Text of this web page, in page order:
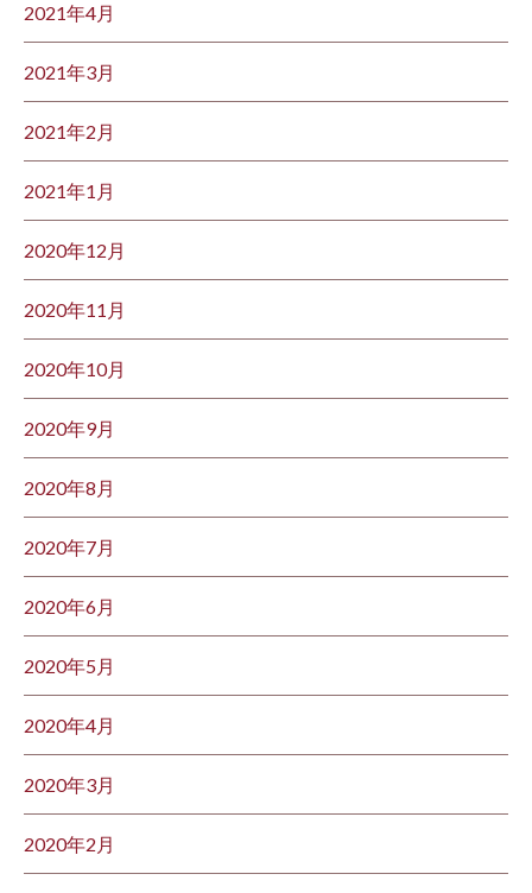
2021年4月
2021年3月
2021年2月
2021年1月
2020年12月
2020年11月
2020年10月
2020年9月
2020年8月
2020年7月
2020年6月
2020年5月
2020年4月
2020年3月
2020年2月